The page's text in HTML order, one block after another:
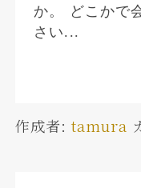
か。 どこかで
さい...
作成者: tamura